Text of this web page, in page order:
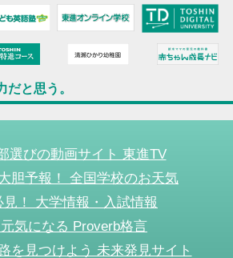
だと思う。
選びの動画サイト 東進TV
胆予報！ 全国学校のお天気
見！ 大学情報・入試情報
気になる Proverb格言
を見つけよう 未来発見サイト